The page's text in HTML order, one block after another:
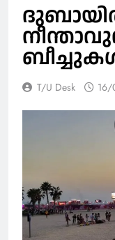
T/U Desk